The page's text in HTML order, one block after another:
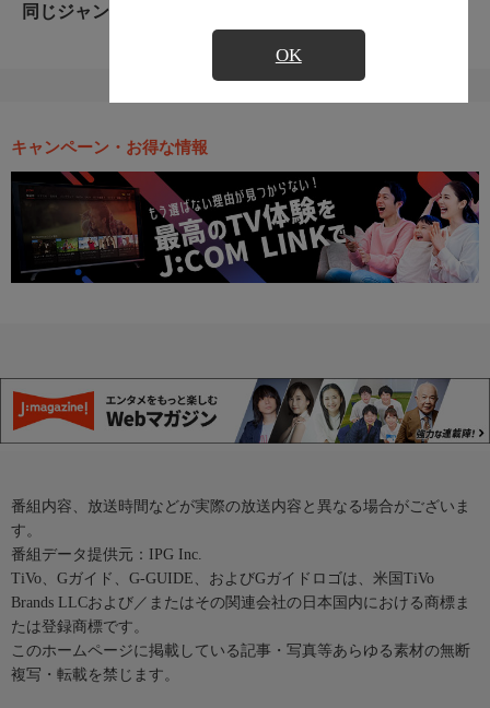
OK
同じジャンルのおすすめ番組
キャンペーン・お得な情報
番組内容、放送時間などが実際の放送内容と異なる場合がございま
す。
番組データ提供元：IPG Inc.
TiVo、Gガイド、G-GUIDE、およびGガイドロゴは、米国TiVo
Brands LLCおよび／またはその関連会社の日本国内における商標ま
たは登録商標です。
このホームページに掲載している記事・写真等あらゆる素材の無断
複写・転載を禁じます。